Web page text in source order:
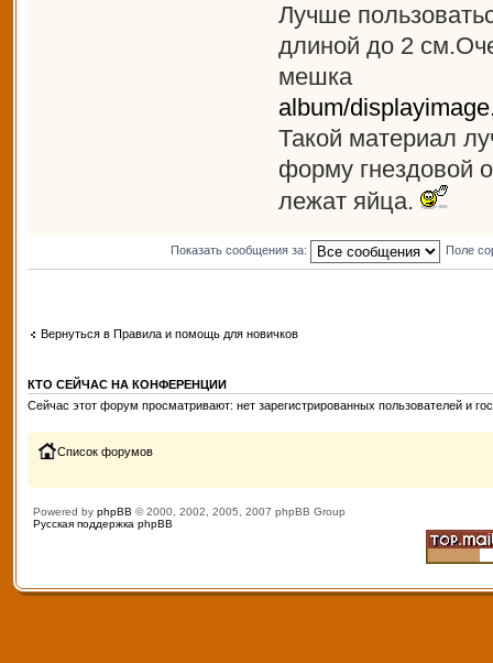
Лучше
длиной до 2
мешка
album/
Такой материал
форму гнездовой
лежат яйца.
Показать сообщения за: Поле
Вернуться в Правила и помощь для новичков
КТО СЕЙЧАС НА КОНФЕРЕНЦИИ
Сейчас этот форум просматривают: нет зарегистрированных пользователей и
Список форумов
Powered by phpBB © 2000, 2002, 2005, 2007 phpBB Group
Русская поддержка phpBB